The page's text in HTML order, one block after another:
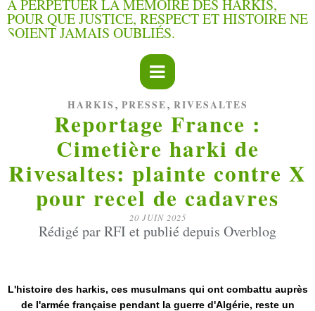
HARKIS , PRESSE, RIVESALTES
Reportage France :
Cimetière harki de
Rivesaltes: plainte contre X
pour recel de cadavres
20 JUIN 2025
Rédigé par RFI et publié depuis Overblog
L'histoire des harkis, ces musulmans qui ont combattu auprès
de l'armée française pendant la guerre d'Algérie, reste un